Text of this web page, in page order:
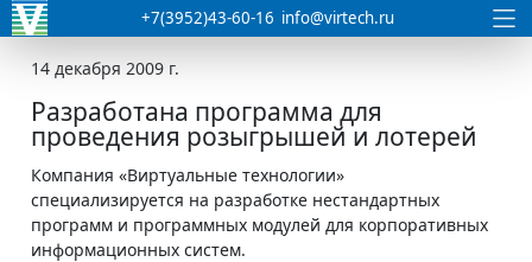
+7(3952)43-60-16 info@virtech.ru
14 декабря 2009 г.
Разработана программа для
проведения розыгрышей и лотерей
Компания «Виртуальные технологии»
специализируется на разработке нестандартных
программ и программных модулей для корпоративных
информационных систем.